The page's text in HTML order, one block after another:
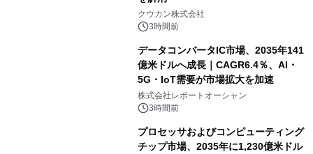
クウカン株式会社
3時間前
データコンバータIC市場、2035年141
億米ドルへ成長｜CAGR6.4％、AI・
5G・IoT需要が市場拡大を加速
株式会社レポートオーシャン
3時間前
プロセッサおよびコンピューティング
チップ市場、2035年に1,230億米ドル